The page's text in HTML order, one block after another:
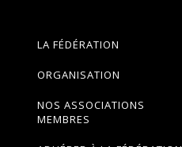
LA FÉDÉRATION
ORGANISATION
NOS ASSOCIATIONS
MEMBRES